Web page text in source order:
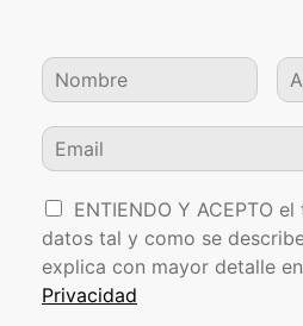
ENTIENDO Y ACEPTO
datos tal y como se
explica con mayor detalle
Privacidad